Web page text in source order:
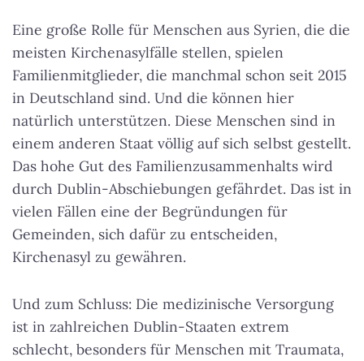
Eine große Rolle für Menschen aus Syrien, die die
meisten Kirchenasylfälle stellen, spielen
Familienmitglieder, die manchmal schon seit 2015
in Deutschland sind. Und die können hier
natürlich unterstützen. Diese Menschen sind in
einem anderen Staat völlig auf sich selbst gestellt.
Das hohe Gut des Familienzusammenhalts wird
durch Dublin-Abschiebungen gefährdet. Das ist in
vielen Fällen eine der Begründungen für
Gemeinden, sich dafür zu entscheiden,
Kirchenasyl zu gewähren.
Und zum Schluss: Die medizinische Versorgung
ist in zahlreichen Dublin-Staaten extrem
schlecht, besonders für Menschen mit Traumata,